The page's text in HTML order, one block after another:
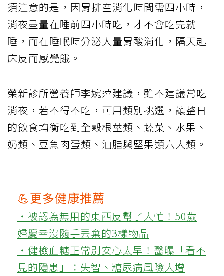
須注意的是，因胃排空消化時間需四小時，
消夜盡量在睡前四小時吃，才不會吃完就
睡，而在睡眠時分泌大量胃酸消化，隔天起
床反而感覺餓。
榮新診所營養師李婉萍建議，雖不建議常吃
消夜，若不得不吃，可用類別挑選，讓整日
的飲食均衡吃到全榖根莖類、蔬菜、水果、
奶類、豆魚肉蛋類、油脂與堅果類六大類。
💪更多健康推薦
‧被認為無用的東西反幫了大忙！50歲
婦慶幸沒隨手丟棄的3樣物品
‧健檢血糖正常別安心太早！醫曝「看不
見的隱患」：失智、糖尿病風險大增